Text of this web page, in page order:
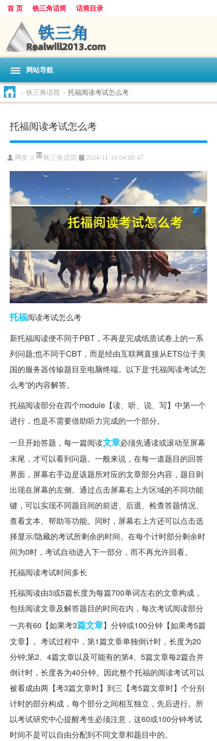
首 页 铁三角话筒 话筒目录
网站导航
> 铁三角话筒 > 托福阅读考试怎么考
托福阅读考试怎么考
网友:tf 铁三角话筒 2024-11-10 04:08:47
托福阅读考试怎么考
新托福阅读便不同于PBT，不再是完成纸质试卷上的一系
列问题;也不同于CBT，而是经由互联网直接从ETS位于美
国的服务器传输题目至电脑终端。以下是“托福阅读考试怎
么考”的内容解答。
托福阅读部分在四个module【读、听、说、写】中第一个
进行，也是不需要借助听力完成的一个部分。
一旦开始答题，每一篇阅读文章必须先通读或滚动至屏幕
末尾，才可以看到问题。一般来说，在每一道题目的回答
界面，屏幕右手边是该题所对应的文章部分内容，题目则
出现在屏幕的左侧。通过点击屏幕右上方区域的不同功能
键，可以实现不同题目间的前进、后退、检查答题情况、
查看文本、帮助等功能。同时，屏幕右上方还可以点击选
择显示/隐藏的考试所剩余的时间。在每个计时部分剩余时
间为0时，考试自动进入下一部分，而不再允许回看。
托福阅读考试时间多长
托福阅读由3或5篇长度为每篇700单词左右的文章构成，
包括阅读文章及解答题目的时间在内，每次考试阅读部分
一共有60【如果考3篇文章】分钟或100分钟【如果考5篇
文章】。考试过程中，第1篇文章单独倒计时，长度为20
分钟;第2、4篇文章以及可能有的第4、5篇文章每2篇合并
倒计时，长度各为40分钟。因此整个托福的阅读考试可以
被看成由两【考3篇文章时】到三【考5篇文章时】个分别
计时的部分构成，每个部分之间相互独立，先后进行。所
以考试研究中心提醒考生必须注意，这60或100分钟考试
时间不是可以自由分配到不同文章和题目中的。